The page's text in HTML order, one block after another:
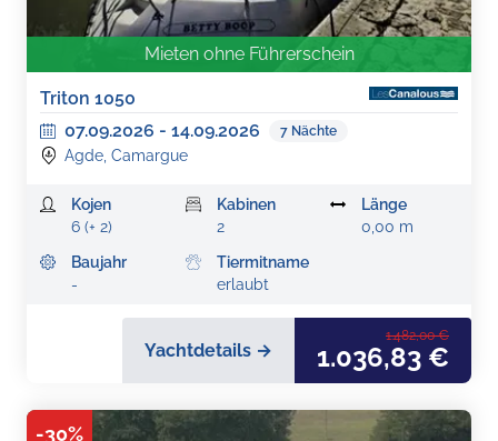
Mieten ohne Führerschein
Triton 1050
07.09.2026 - 14.09.2026 7 Nächte
Agde, Camargue
Kojen
6 (+ 2)
Kabinen
2
Länge
0,00 m
Baujahr
-
Tiermitname
erlaubt
Yachtdetails →
1.482,00 €
1.036,83 €
-30%